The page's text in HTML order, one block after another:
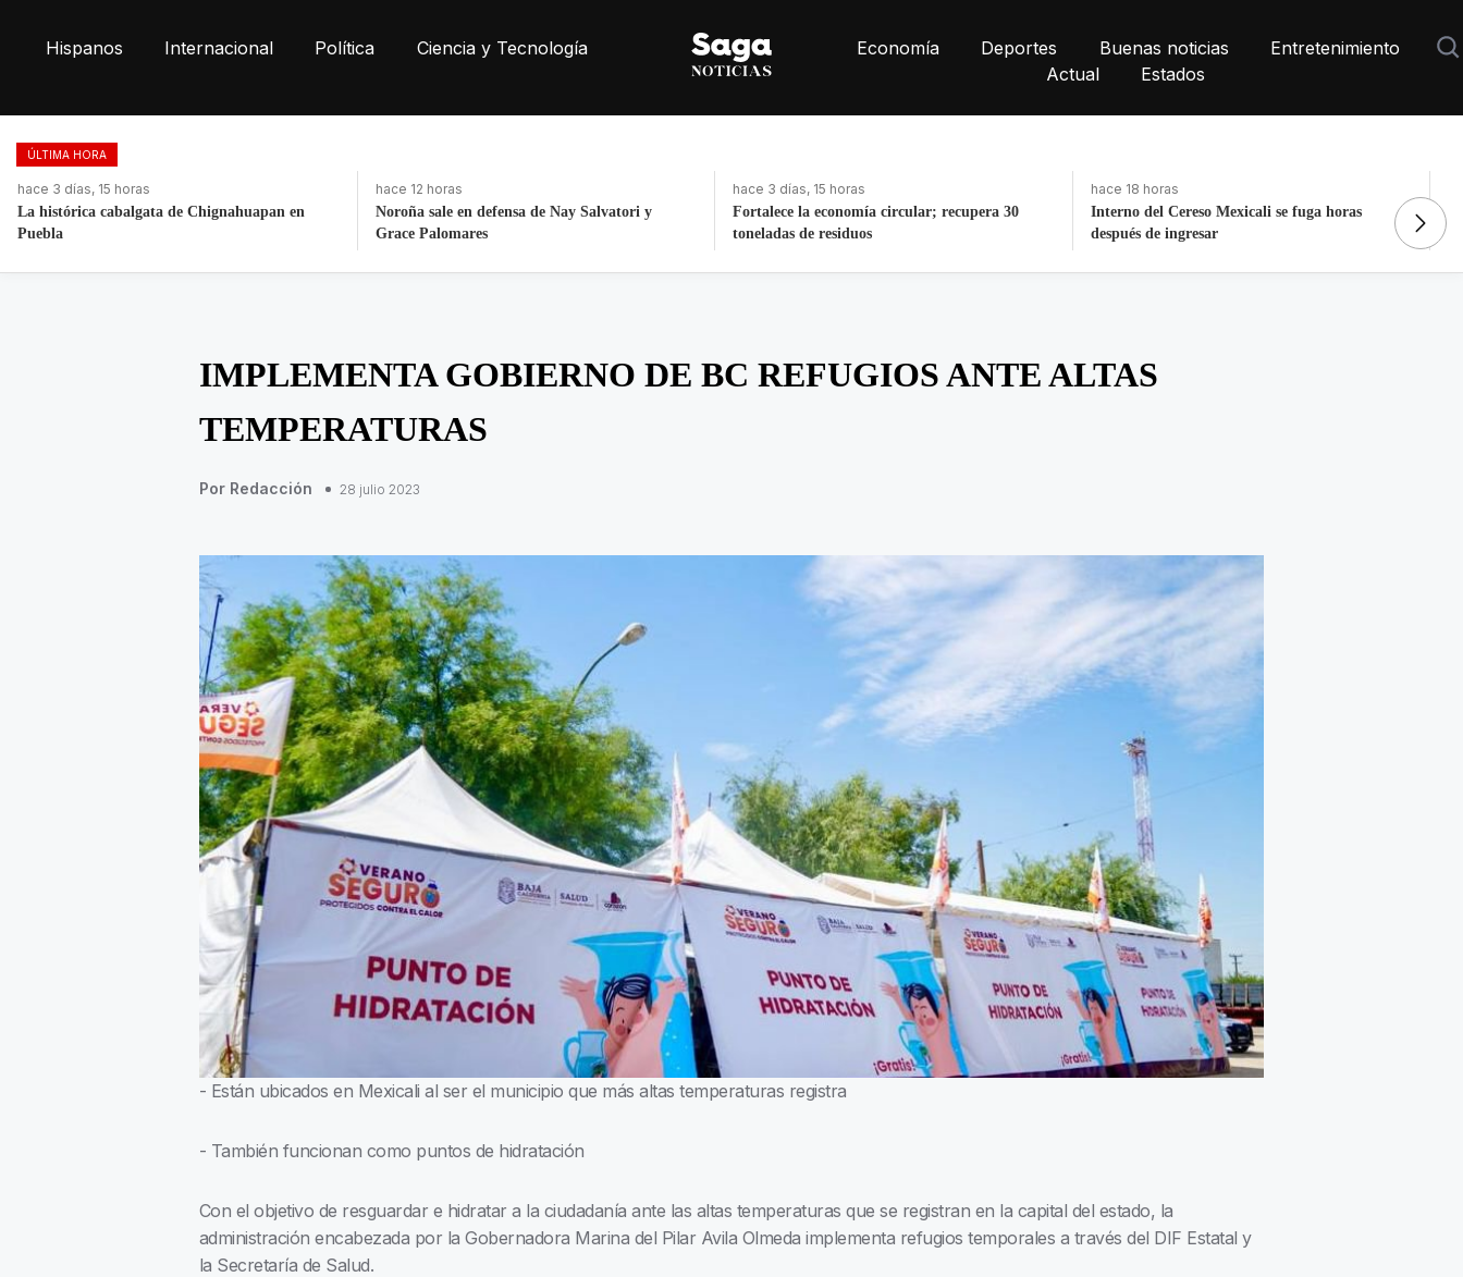
Hispanos Internacional Política Ciencia y Tecnología Economía Deportes Buenas noticias
Entretenimiento
Actual
Estados
ÚLTIMA HORA
hace 12 horas
Noroña sale en defensa de Nay Salvatori y
Grace Palomares
hace 3 días, 15 horas
Fortalece la economía circular; recupera 30
toneladas de residuos
hace 18 horas
Interno del Cereso Mexicali se fuga horas
después de ingresar
hace 13 horas
Detienen a expolicía de Texas tras triple
homicidio en Saltillo
IMPLEMENTA GOBIERNO DE BC REFUGIOS ANTE ALTAS
TEMPERATURAS
Por Redacción 28 julio 2023
- Están ubicados en Mexicali al ser el municipio que más altas temperaturas registra
- También funcionan como puntos de hidratación
Con el objetivo de resguardar e hidratar a la ciudadanía ante las altas temperaturas que se registran en la capital del estado, la
administración encabezada por la Gobernadora Marina del Pilar Avila Olmeda implementa refugios temporales a través del DIF Estatal y
la Secretaría de Salud.